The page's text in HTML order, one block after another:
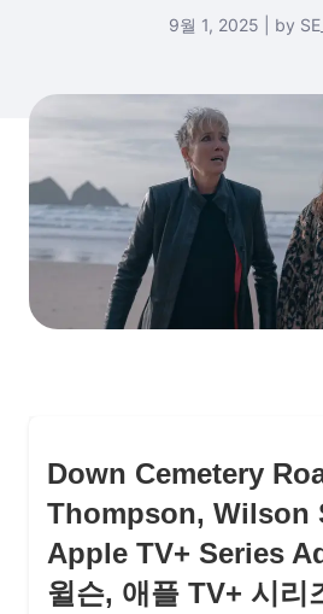
9월 1, 2025 | by
Down Cemetery
Thompson, Wilson
Apple TV+ Series
윌슨, 애플 TV+ 시리